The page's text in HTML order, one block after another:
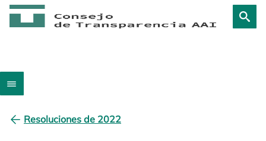
Resoluciones de 2022